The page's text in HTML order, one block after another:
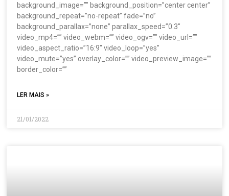
background_image=”” background_position=”center center”
background_repeat=”no-repeat” fade=”no”
background_parallax=”none” parallax_speed=”0.3″
video_mp4=”” video_webm=”” video_ogv=”” video_url=””
video_aspect_ratio=”16:9″ video_loop=”yes”
video_mute=”yes” overlay_color=”” video_preview_image=””
border_color=””
LER MAIS »
21/01/2022